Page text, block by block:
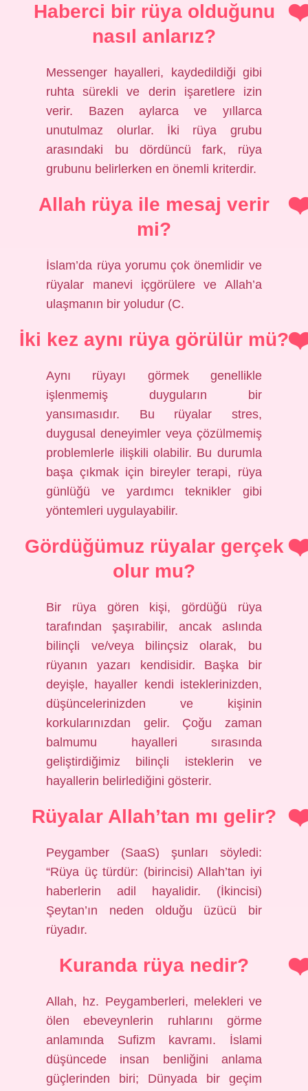
Haberci bir rüya olduğunu
nasıl anlarız?
Messenger hayalleri, kaydedildiği gibi
ruhta sürekli ve derin işaretlere izin
verir. Bazen aylarca ve yıllarca
unutulmaz olurlar. İki rüya grubu
arasındaki bu dördüncü fark, rüya
grubunu belirlerken en önemli kriterdir.
Allah rüya ile mesaj verir
mi?
İslam’da rüya yorumu çok önemlidir ve
rüyalar manevi içgörülere ve Allah’a
ulaşmanın bir yoludur (C.
İki kez aynı rüya görülür mü?
Aynı rüyayı görmek genellikle
işlenmemiş duyguların bir
yansımasıdır. Bu rüyalar stres,
duygusal deneyimler veya çözülmemiş
problemlerle ilişkili olabilir. Bu durumla
başa çıkmak için bireyler terapi, rüya
günlüğü ve yardımcı teknikler gibi
yöntemleri uygulayabilir.
Gördüğümuz rüyalar gerçek
olur mu?
Bir rüya gören kişi, gördüğü rüya
tarafından şaşırabilir, ancak aslında
bilinçli ve/veya bilinçsiz olarak, bu
rüyanın yazarı kendisidir. Başka bir
deyişle, hayaller kendi isteklerinizden,
düşüncelerinizden ve kişinin
korkularınızdan gelir. Çoğu zaman
balmumu hayalleri sırasında
geliştirdiğimiz bilinçli isteklerin ve
hayallerin belirlediğini gösterir.
Rüyalar Allah’tan mı gelir?
Peygamber (SaaS) şunları söyledi:
“Rüya üç türdür: (birincisi) Allah’tan iyi
haberlerin adil hayalidir. (İkincisi)
Şeytan’ın neden olduğu üzücü bir
rüyadır.
Kuranda rüya nedir?
Allah, hz. Peygamberleri, melekleri ve
ölen ebeveynlerin ruhlarını görme
anlamında Sufizm kavramı. İslami
düşüncede insan benliğini anlama
güçlerinden biri; Dünyada bir geçim